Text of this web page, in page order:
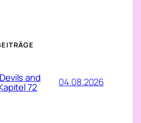
and
72 04.08.2026